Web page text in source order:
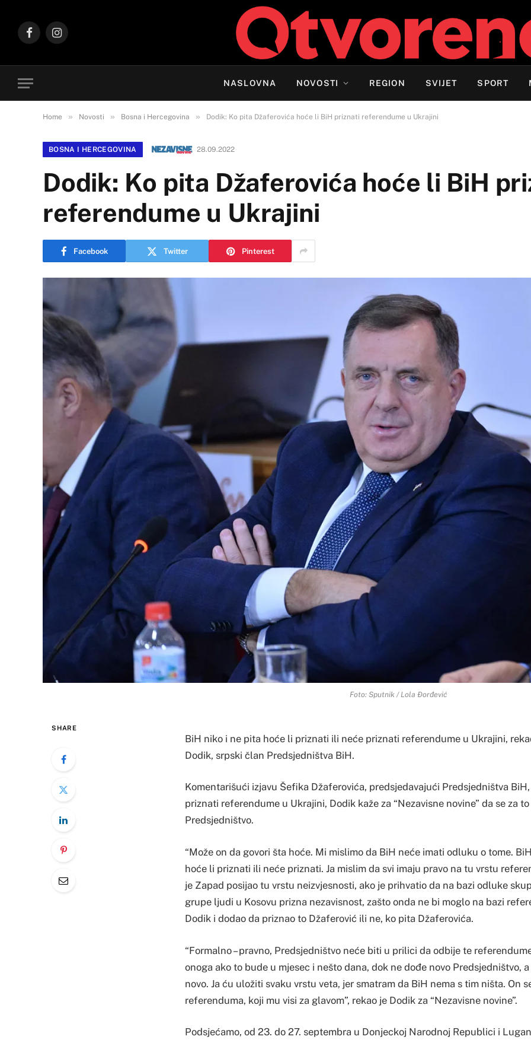
FacebookInstagram
NASLOVNA NOVOSTI REGION SVIJET SPORT
Home » Novosti » Bosna i Hercegovina » Dodik: Ko pita Džaferovića hoće li BiH priznati referendume u Ukrajini
BOSNA I HERCEGOVINA 28.09.2022
Dodik: Ko pita Džaferovića hoće li BiH
referendume u Ukrajini
Facebook Twitter Pinterest
Foto: Sputnik / Lola Đorđević
SHARE
BiH niko i ne pita hoće li priznati ili neće priznati referendume u Ukrajini,
Dodik, srpski član Predsjedništva BiH.
Komentarišući izjavu Šefika Džaferovića, predsjedavajući Predsjedništva
priznati referendume u Ukrajini, Dodik kaže za “Nezavisne novine” da se za
Predsjedništvo.
“Može on da govori šta hoće. Mi mislimo da BiH neće imati odluku o tome.
hoće li priznati ili neće priznati. Ja mislim da svi imaju pravo na tu vrstu
je Zapad posijao tu vrstu neizvjesnosti, ako je prihvatio da na bazi odluke
grupe ljudi u Kosovu prizna nezavisnost, zašto onda ne bi moglo na bazi
Dodik i dodao da priznao to Džaferović ili ne, ko pita Džaferovića.
“Formalno – pravno, Predsjedništvo neće biti u prilici da odbije te
onoga ako to bude u mjesec i nešto dana, dok ne dođe novo Predsjedništvo,
novo. Ja ću uložiti svaku vrstu veta, jer smatram da BiH nema s tim ništa. On
referenduma, koji mu visi za glavom”, rekao je Dodik za “Nezavisne novine”.
Podsjećamo, od 23. do 27. septembra u Donjeckoj Narodnoj Republici i